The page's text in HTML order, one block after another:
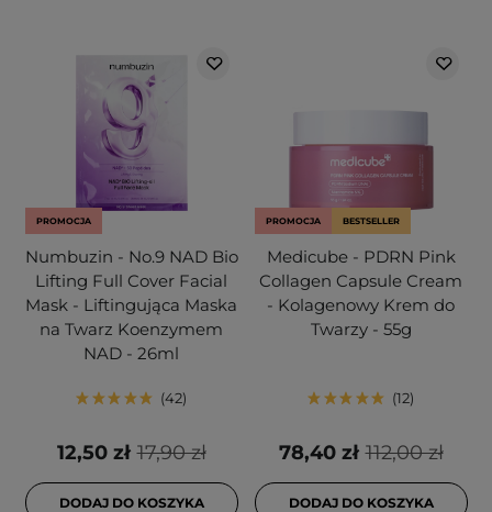
PROMOCJA
Numbuzin - No.9 NAD Bio
Lifting Full Cover Facial
Mask - Liftingująca Maska
na Twarz Koenzymem
NAD - 26ml
42
17,90 zł
12,50 zł
DODAJ DO KOSZYKA
PROMOCJA BESTSELLER
Medicube - PDRN Pink
Collagen Capsule Cream
- Kolagenowy Krem do
Twarzy - 55g
12
112,00 zł
78,40 zł
DODAJ DO KOSZYKA